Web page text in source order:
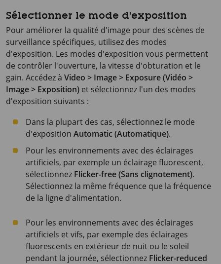
Sélectionner le mode d'exposition
Pour améliorer la qualité d'image pour des scènes de
surveillance spécifiques, utilisez des modes
d'exposition. Les modes d'exposition vous permettent
de contrôler l'ouverture, la vitesse d'obturation et le
gain. Accédez à Video > Image > Exposure (Vidéo >
Image > Exposition) et sélectionnez l'un des modes
d'exposition suivants :
Dans la plupart des cas, sélectionnez le mode
d'exposition Automatic (Automatique).
Pour les environnements avec des éclairages
artificiels, par exemple un éclairage fluorescent,
sélectionnez Flicker-free (Sans clignotement).
Sélectionnez la même fréquence que la fréquence
de la ligne d'alimentation.
Pour les environnements avec des éclairages
artificiels et vifs, par exemple des éclairages
fluorescents en extérieur de nuit ou le soleil
pendant la journée, sélectionnez Flicker-reduced